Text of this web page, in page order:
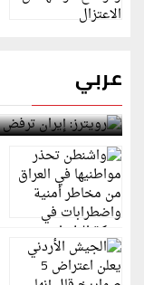
عربي
رويترز: إيران
لمضيق هرمز